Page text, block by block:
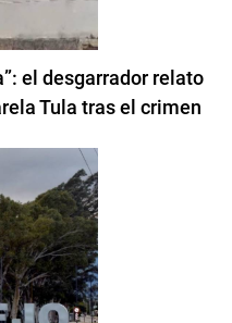
el desgarrador relato
Tula tras el crimen